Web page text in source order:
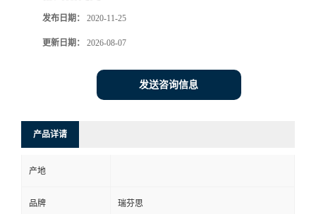
联
系
方
发布日期： 2020-11-25
更新日期： 2026-08-07
发送咨询信息
产品详请
产地
品牌 瑞芬思